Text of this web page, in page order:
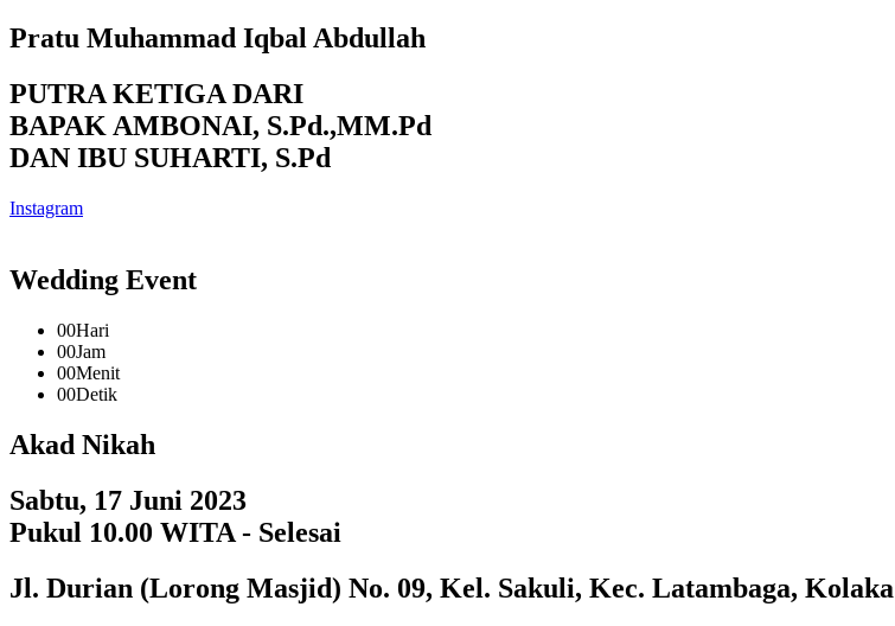
Pratu Muhammad Iqbal Abdullah
PUTRA KETIGA DARI
BAPAK AMBONAI, S.Pd.,MM.Pd
DAN IBU SUHARTI, S.Pd
Instagram
Wedding Event
00Hari
00Jam
00Menit
00Detik
Akad Nikah
Sabtu, 17 Juni 2023
Pukul 10.00 WITA - Selesai
Jl. Durian (Lorong Masjid) No. 09, Kel. Sakuli, Kec. Latambaga, Kolaka